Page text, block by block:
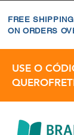
FREE
ON ORDERS
USE O